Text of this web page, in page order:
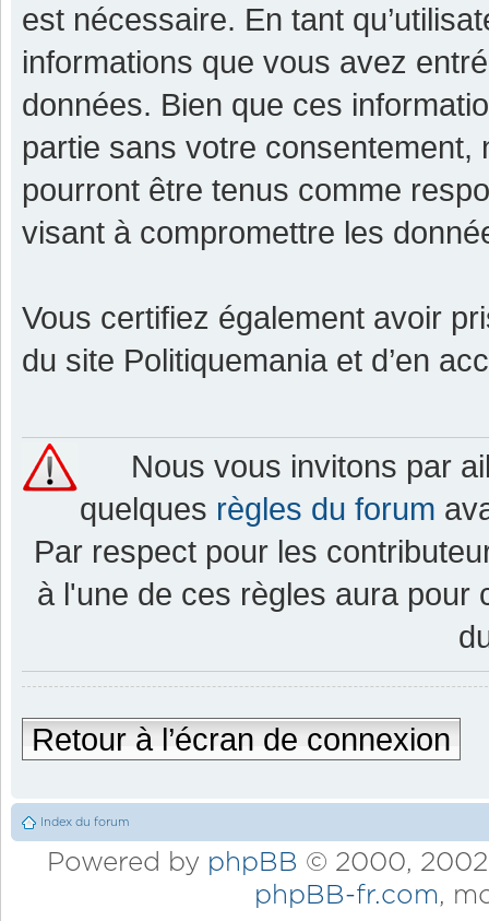
est nécessaire. En tant
informations que vous avez
données. Bien que ces
partie sans votre consentement,
pourront être tenus comme
visant à compromettre les
Vous certifiez également avoir
du site Politiquemania et d’en
Nous vous invitons par
quelques règles du forum
Par respect pour les
à l'une de ces règles aura pour
Retour à l’écran de connexion
Index du forum
Powered by phpBB © 2000,
phpBB-fr.com,